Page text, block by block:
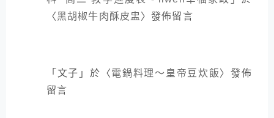
〈黑胡椒牛肉酥皮盅 〉發佈留言
「 文子 」於〈電鍋料理～皇帝豆炊飯〉發佈
留言